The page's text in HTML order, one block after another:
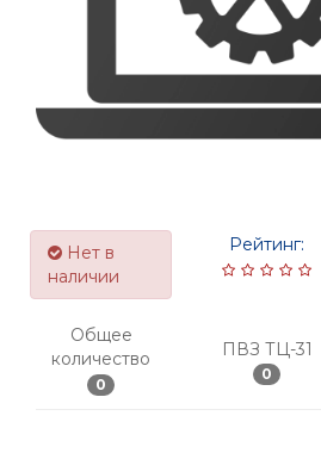
Нет в
наличии
Общее
количество
0
Рейтинг:
ПВЗ ТЦ-31
0